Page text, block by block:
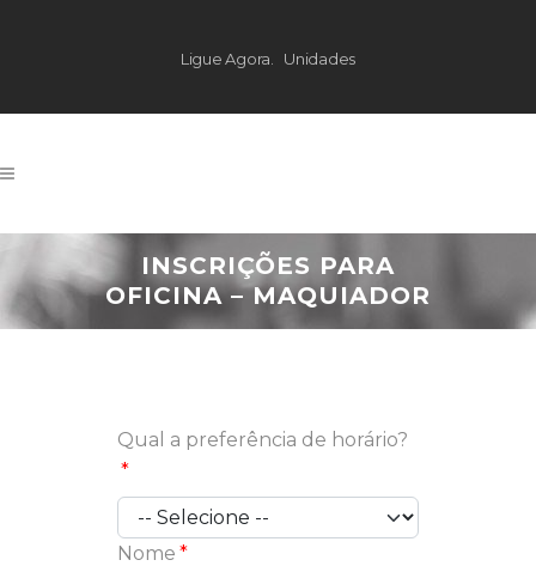
Ligue Agora. Unidades
INSCRIÇÕES PARA
OFICINA – MAQUIADOR
Qual a preferência de horário?
Nome